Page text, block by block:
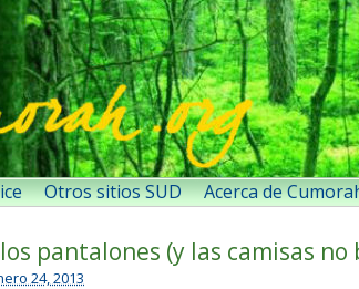
Otros sitios SUD Acerca de
pantalones (y las camisas no
24, 2013